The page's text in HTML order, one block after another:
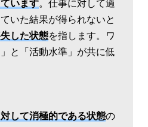
います。仕事に対して過
いた結果が得られないと
した状態を指します。ワ
と「活動水準」が共に低
して消極的である状態の